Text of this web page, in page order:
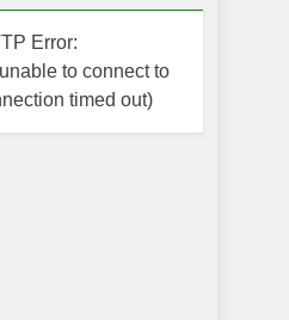
Error:
to connect to
timed out)